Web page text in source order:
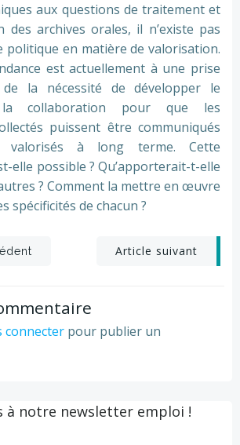
aux questions de traitement et
des archives orales, il n’existe pas
politique en matière de valorisation.
est actuellement à une prise
de la nécessité de développer le
collaboration pour que les
puissent être communiqués
à long terme. Cette
elle possible ? Qu’apporterait-t-elle
? Comment la mettre en œuvre
spécificités de chacun ?
Post
navigation
Article suivant
connecter pour publier un
à notre newsletter emploi !